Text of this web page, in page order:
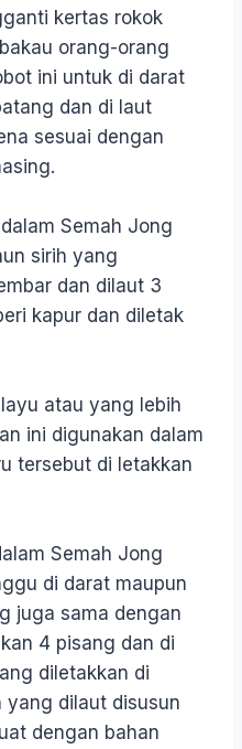
kertas rokok
orang-orang
ini untuk di darat
dan di laut
sesuai dengan
Semah Jong
sirih yang
dan dilaut 3
kapur dan diletak
atau yang lebih
ini digunakan dalam
tersebut di letakkan
Semah Jong
di darat maupun
juga sama dengan
4 pisang dan di
diletakkan di
dilaut disusun
dengan bahan